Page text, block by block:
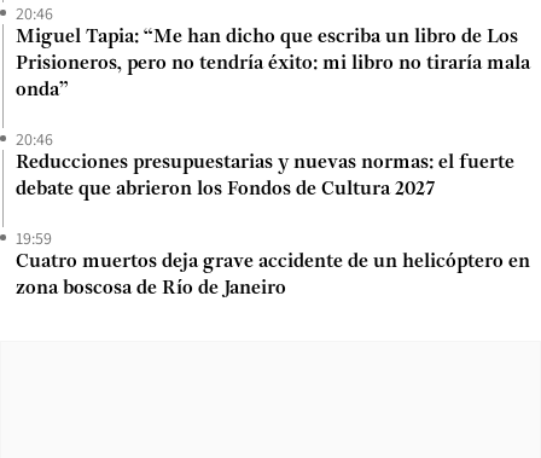
20:46
Miguel Tapia: “Me han dicho que escriba un libro de Los
Prisioneros, pero no tendría éxito: mi libro no tiraría mala
onda”
20:46
Reducciones presupuestarias y nuevas normas: el fuerte
debate que abrieron los Fondos de Cultura 2027
19:59
Cuatro muertos deja grave accidente de un helicóptero en
zona boscosa de Río de Janeiro